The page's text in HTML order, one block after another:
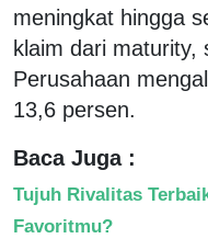
meningkat hingga
klaim dari maturity,
Perusahaan
13,6 persen.
Baca Juga :
Tujuh Rivalitas
Favoritmu?